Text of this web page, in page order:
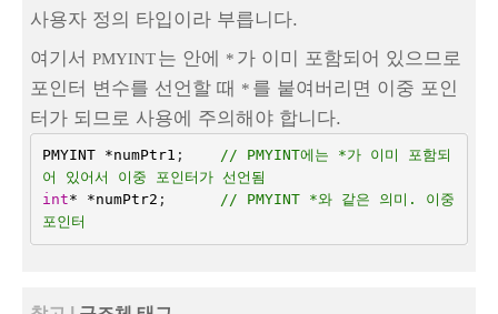
사용자 정의 타입이라 부릅니다.
여기서 PMYINT는 안에 * 가 이미 포함되어 있으므로
포인터 변수를 선언할 때 * 를 붙여버리면 이중 포인
터가 되므로 사용에 주의해야 합니다.
PMYINT *numPtr1 ;
// PMYINT에는 *가 이미 포함되
어 있어서 이중 포인터가 선언됨
int* *numPtr2 ;
// PMYINT *와 같은 의미. 이중
포인터